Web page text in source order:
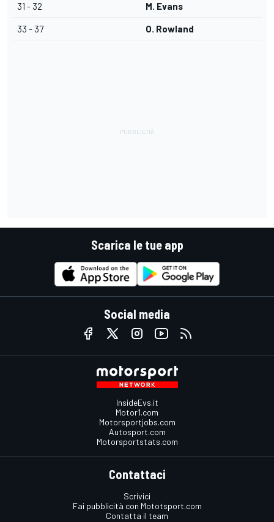
31 - 32 M. Evans
33 - 37 O. Rowland
Scarica le tue app
Social media
InsideEvs.it
Motor1.com
Motorsportjobs.com
Autosport.com
Motorsportstats.com
Contattaci
Scrivici
Fai pubblicità con Mototsport.com
Contatta il team